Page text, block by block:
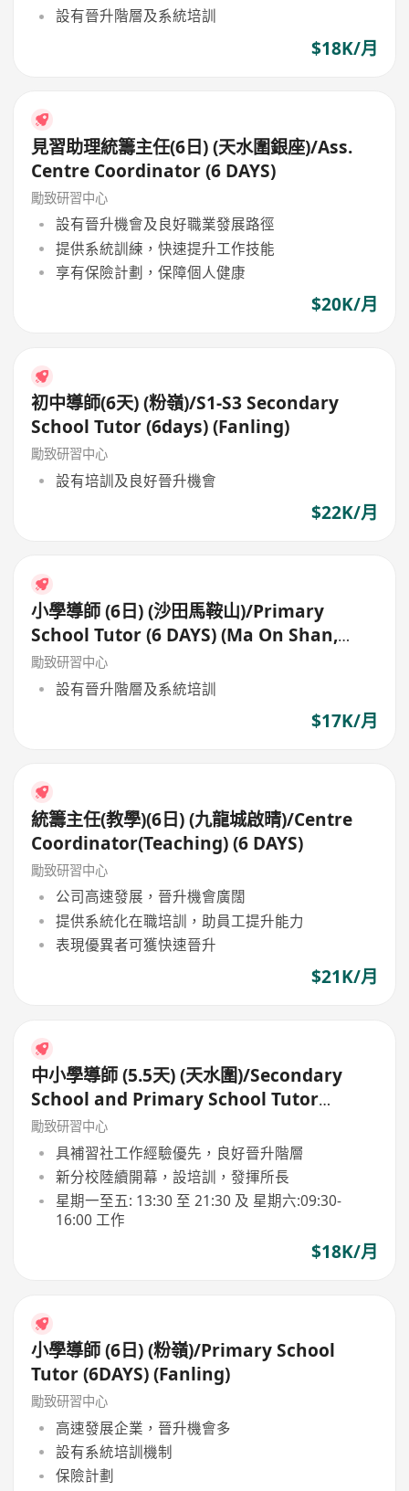
設有晉升階層及系統培訓
$18K/月
見習助理統籌主任(6日) (天水圍銀座)/Ass.
Centre Coordinator (6 DAYS)
勵致研習中心
設有晉升機會及良好職業發展路徑
提供系統訓練，快速提升工作技能
享有保險計劃，保障個人健康
$20K/月
初中導師(6天) (粉嶺)/S1-S3 Secondary
School Tutor (6days) (Fanling)
勵致研習中心
設有培訓及良好晉升機會
$22K/月
小學導師 (6日) (沙田馬鞍山)/Primary
School Tutor (6 DAYS) (Ma On Shan,
Shatin)
勵致研習中心
設有晉升階層及系統培訓
$17K/月
統籌主任(教學)(6日) (九龍城啟晴)/Centre
Coordinator(Teaching) (6 DAYS)
勵致研習中心
公司高速發展，晉升機會廣闊
提供系統化在職培訓，助員工提升能力
表現優異者可獲快速晉升
$21K/月
中小學導師 (5.5天) (天水圍)/Secondary
School and Primary School Tutor
(5.5days)
勵致研習中心
具補習社工作經驗優先，良好晉升階層
新分校陸續開幕，設培訓，發揮所長
星期一至五: 13:30 至 21:30 及 星期六:09:30-
16:00 工作
$18K/月
小學導師 (6日) (粉嶺)/Primary School
Tutor (6DAYS) (Fanling)
勵致研習中心
高速發展企業，晉升機會多
設有系統培訓機制
保險計劃